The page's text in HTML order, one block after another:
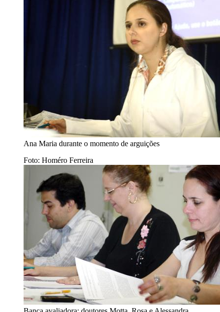
Ana Maria durante o momento de arguições
Foto: Homéro Ferreira